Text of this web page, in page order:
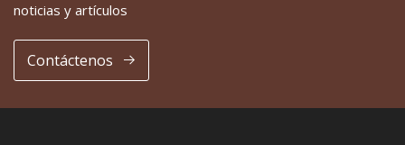
noticias y artículos
Contáctenos